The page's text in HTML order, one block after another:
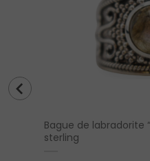
Bague de labradorite
sterling